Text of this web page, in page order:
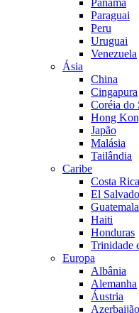
Panamá
Paraguai
Peru
Uruguai
Venezuela
Ásia
China
Cingapura
Coréia do
Hong
Japão
Malásia
Tailândia
Caribe
Costa Rica
El
Guatemala
Haiti
Honduras
Trinidade
Europa
Albânia
Alemanha
Áustria
Azerbaijão